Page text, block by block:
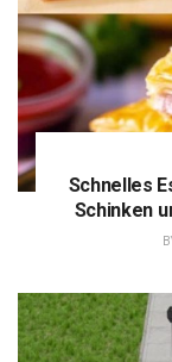
Schnelles
Schinken